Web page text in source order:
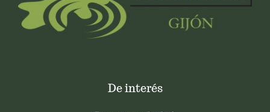
De interés